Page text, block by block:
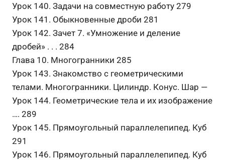
Урок 140. Задачи на совместную работу 279
Урок 141. Обыкновенные дроби 281
Урок 142. Зачет 7. «Умножение и деление
дробей» . . . 284
Глава 10. Многогранники 285
Урок 143. Знакомство с геометрическими
телами. Многогранники. Цилиндр. Конус. Шар —
Урок 144. Геометрические тела и их изображение
…. 289
Урок 145. Прямоугольный параллелепипед. Куб
291
Урок 146. Прямоугольный параллелепипед. Куб